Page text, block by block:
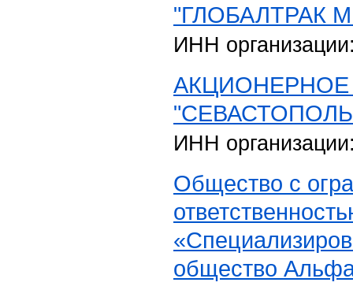
"ГЛОБАЛТРАК
ИНН
ИНН
Общество с
общество